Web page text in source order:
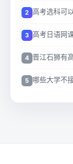
高考选科可
高考日语网
晋江石狮有
哪些大学不